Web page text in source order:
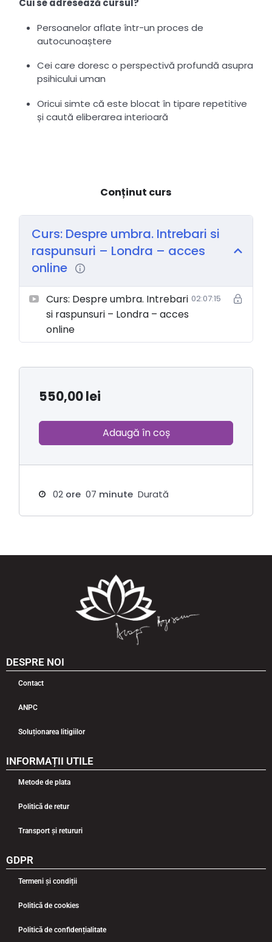
Cui se adresează cursul?
Persoanelor aflate într-un proces de
autocunoaștere
Cei care doresc o perspectivă profundă asupra
psihicului uman
Oricui simte că este blocat în tipare repetitive
și caută eliberarea interioară
Conținut curs
Curs: Despre umbra. Intrebari si
raspunsuri – Londra – acces
online
Curs: Despre umbra. Intrebari
si raspunsuri – Londra – acces
online
02:07:15
550,00lei
Adaugă în coș
02 ore 07 minute Durată
DESPRE NOI
Contact
ANPC
Soluționarea litigiilor
INFORMAȚII UTILE
Metode de plata
Politică de retur
Transport și retururi
GDPR
Termeni și condiții
Politică de cookies
Politică de confidențialitate